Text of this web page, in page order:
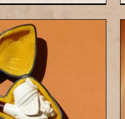
mit
und Gamsmotiv |
Allerlei
Allerlei